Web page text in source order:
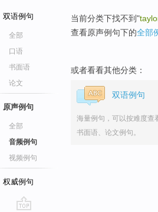
双语例句
全部
口语
书面语
论文
原声例句
全部
音频例句
视频例句
权威例句
当前分类下找不到"
查看原声例句下的全部
或者看看其他分类：
双语例句
海量例句，可以按难度查
书面语、论文例句。